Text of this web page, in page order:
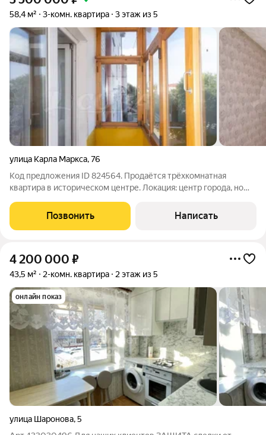
58,4 м² 3-комн. квартира 3 этаж из 5
улица Карла Маркса,76
Код предложения ID 824564. Продаётся трёхкомнатная
квартира в историческом центре. Локация: центр города, но
полностью не фасадная косметика, а с заменой кровли, труб и
проводки). Забудьте про
Позвонить Написать
4 200 000 ₽
43,5 м² 2-комн. квартира 2 этаж из 5
онлайн показ
улица Шаронова,5